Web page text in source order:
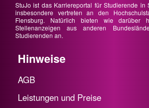
StuJo ist das Karriereportal für Studierende in
insbesondere vertreten an den
Flensburg. Natürlich bieten wie darüber
Stellenanzeigen aus anderen
Studierenden an.
Hinweise
AGB
Leistungen und Preise